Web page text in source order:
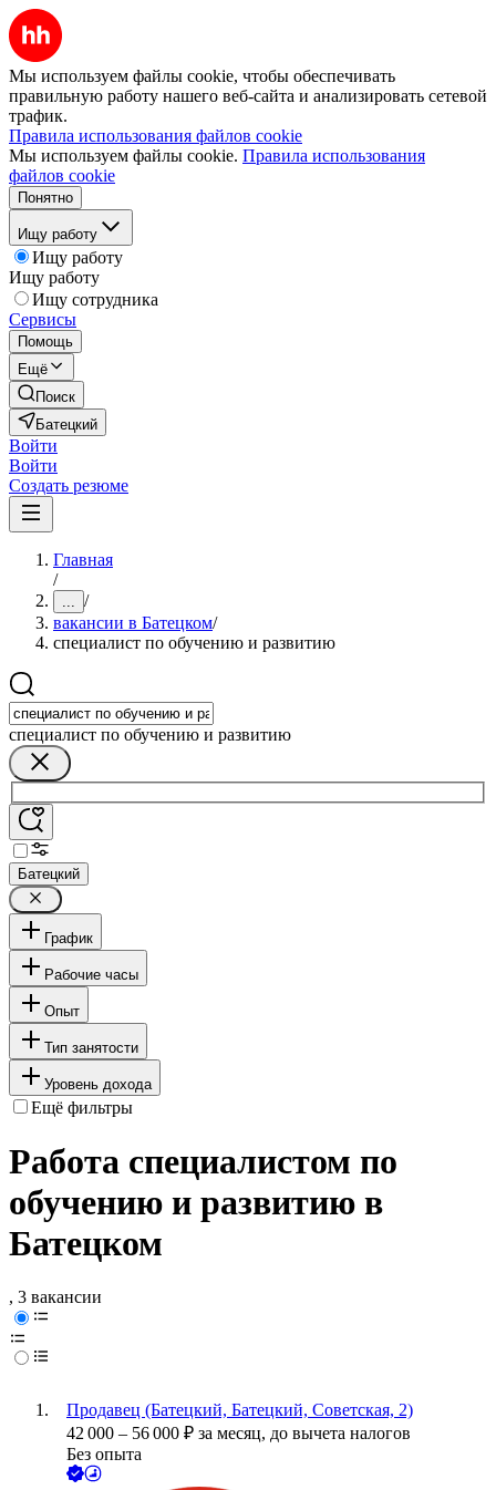
Мы используем файлы cookie, чтобы обеспечивать
правильную работу нашего веб-сайта и анализировать сетевой
трафик.
Правила использования файлов cookie
Мы используем файлы cookie. Правила использования
файлов cookie
Понятно
Ищу работу
Ищу работу
Ищу работу
Ищу сотрудника
Сервисы
Помощь
Ещё
Поиск
Батецкий
Войти
Войти
Создать резюме
Главная
/
... /
вакансии в Батецком/
специалист по обучению и развитию
специалист по обучению и развитию
Батецкий
График
Рабочие часы
Опыт
Тип занятости
Уровень дохода
Ещё фильтры
Работа специалистом по
обучению и развитию в
Батецком
, 3 вакансии
Продавец (Батецкий, Батецкий, Советская, 2)
42 000 – 56 000 ₽ за месяц, до вычета налогов
Без опыта